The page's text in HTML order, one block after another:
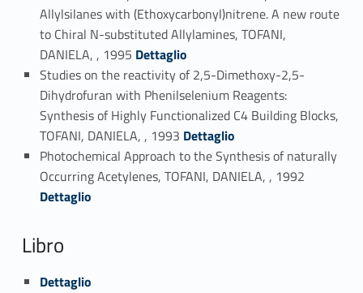
Allylsilanes with (Ethoxycarbonyl)nitrene. A new route
to Chiral N-substituted Allylamines, TOFANI,
DANIELA, , 1995 Link identifier #identifier_person_103602-44
Dettaglio
Studies on the reactivity of 2,5-Dimethoxy-2,5-
Dihydrofuran with Phenilselenium Reagents:
Synthesis of Highly Functionalized C4 Building Blocks,
TOFANI, DANIELA, , 1993 Link identifier #identifier_person_21338-45
Dettaglio
Photochemical Approach to the Synthesis of naturally
Occurring Acetylenes, TOFANI, DANIELA, , 1992
Dettaglio
Libro
Link identifier #identifier_person_14593-47
Dettaglio